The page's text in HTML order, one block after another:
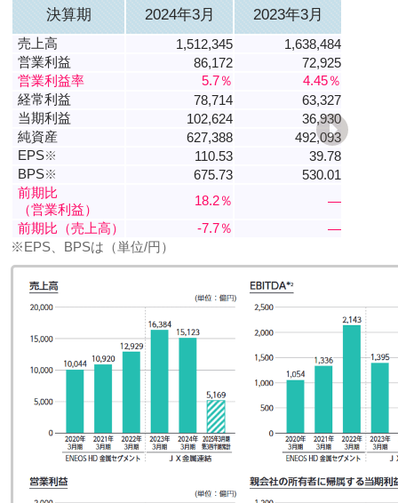
決算期 2024年3月 2023年3月
売上高 1,512,345
1,638,484
営業利益
86,172
72,925
営業利益率
5.7％
4.45％
経常利益
78,714
63,327
当期利益
102,624
36,930
純資産
627,388
492,093
EPS※ 110.53
39.78
BPS※ 675.73
530.01
前期比
（営業利益）
18.2％
―
前期比（売上高）
-7.7％
―
※EPS、BPSは（単位/円）